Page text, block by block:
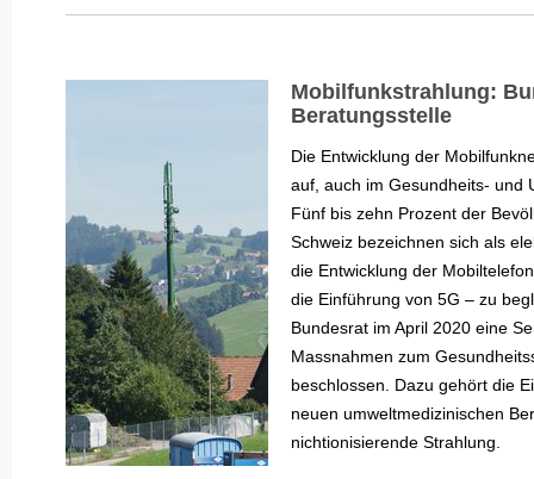
Mobilfunkstrahlung:
Beratungsstelle
Die Entwicklung der
auf, auch im Gesundheits- und
Fünf bis zehn Prozent der
Schweiz bezeichnen sich als
die Entwicklung der
die Einführung von 5G – zu
Bundesrat im April 2020 eine
Massnahmen zum
beschlossen. Dazu gehört die
neuen umweltmedizinischen
nichtionisierende Strahlung.